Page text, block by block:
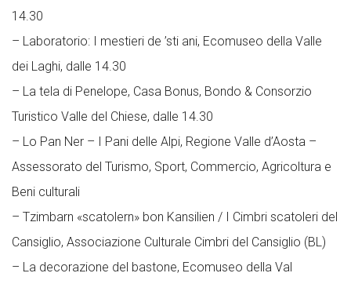
14.30
– Laboratorio: I mestieri de ’sti ani, Ecomuseo della Valle
dei Laghi, dalle 14.30
– La tela di Penelope, Casa Bonus, Bondo & Consorzio
Turistico Valle del Chiese, dalle 14.30
– Lo Pan Ner – I Pani delle Alpi, Regione Valle d’Aosta –
Assessorato del Turismo, Sport, Commercio, Agricoltura e
Beni culturali
– Tzimbarn «scatolern» bon Kansilien / I Cimbri scatoleri del
Cansiglio, Associazione Culturale Cimbri del Cansiglio (BL)
– La decorazione del bastone, Ecomuseo della Val